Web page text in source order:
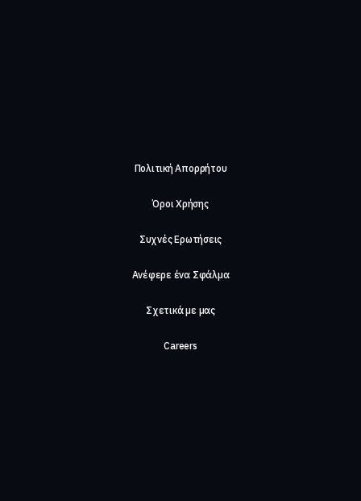
Πολιτική Απορρήτου
Όροι Χρήσης
Συχνές Ερωτήσεις
Ανέφερε ένα Σφάλμα
Σχετικά με μας
Careers